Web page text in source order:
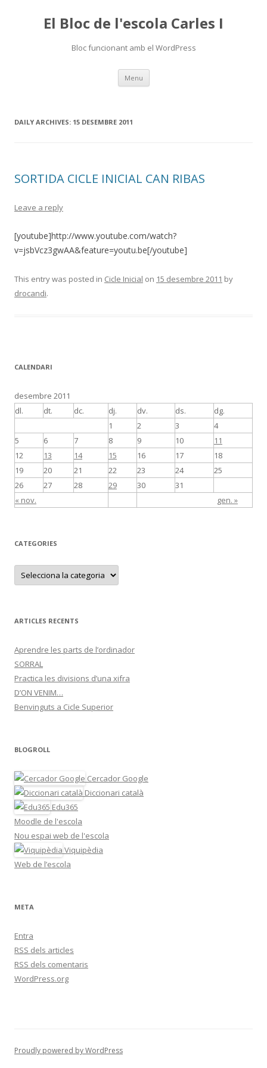
El Bloc de l'escola Carles I
Bloc funcionant amb el WordPress
Menu Skip
content
DAILY ARCHIVES: 15 DESEMBRE 2011
SORTIDA CICLE INICIAL CAN RIBAS
Leave a reply
[youtube]http://www.youtube.com/watch?
v=jsbVcz3gwAA&feature=youtu.be[/youtube]
This entry was posted in Cicle Inicial on 15 desembre 2011 by
drocandi.
CALENDARI
desembre 2011
dl.
dt. dc. dj. dv. ds. dg.
« nov. gen. »
1 2 3
4
5
6 7 8 9 10
11
12
13 14 15 16 17
18
19
20 21 22 23 24
25
26
27 28 29 30 31
CATEGORIES
C
t
r
i
ARTICLES RECENTS
Aprendre les parts de l’ordinador
SORRAL
Practica les divisions d’una xifra
D’ON VENIM…
Benvinguts a Cicle Superior
BLOGROLL
Cercador Google
Diccionari català
Edu365
Moodle de l'escola
Nou espai web de l'escola
Viquipèdia
Web de l’escola
META
Entra
RSS dels articles
RSS dels comentaris
WordPress.org
Proudly powered by WordPress